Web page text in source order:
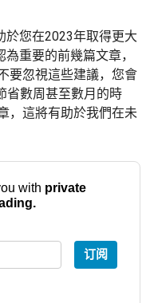
於您在2023年取得更大
重要的前幾篇文章，
要忽視這些建議，您會
省數周甚至數月的時
，這將有助於我們在未
with private
订阅